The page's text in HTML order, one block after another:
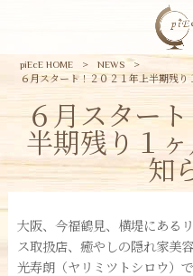
piEcE HOME > NEWS
>
６月スタート！２０２１年上半期残り
６月スター
半期残り１
知
大阪、今福鶴見、横堤にある
ス取扱店、癒やしの隠れ家美
光寿朗（ヤリミツトシロウ）で